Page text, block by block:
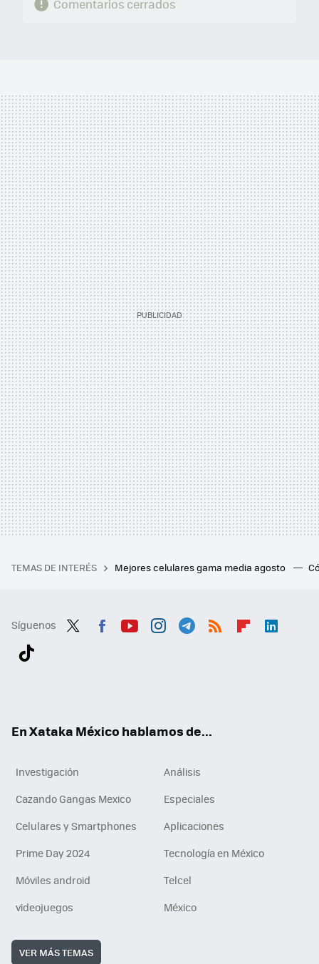
Comentarios cerrados
TEMAS DE INTERÉS Mejores celulares gama media agosto
Síguenos
En Xataka México hablamos de...
Investigación
Análisis
Cazando Gangas Mexico
Especiales
Celulares y Smartphones
Aplicaciones
Prime Day 2024
Tecnología en México
Móviles android
Telcel
videojuegos
México
VER MÁS TEMAS